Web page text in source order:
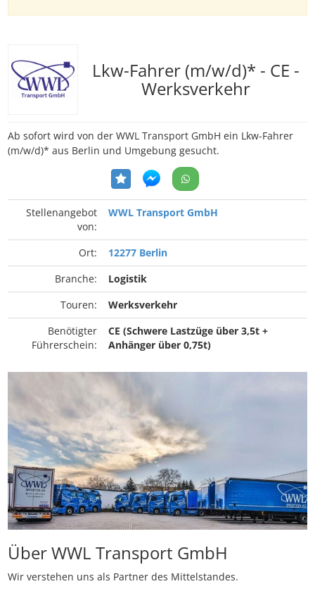
Lkw-Fahrer (m/w/d)* - CE -
Werksverkehr
Ab sofort wird von der WWL Transport GmbH ein Lkw-Fahrer
(m/w/d)* aus Berlin und Umgebung gesucht.
Stellenangebot
von:
WWL Transport GmbH
Ort:
12277 Berlin
Branche:
Logistik
Touren:
Werksverkehr
Benötigter
Führerschein:
CE (Schwere Lastzüge über 3,5t +
Anhänger über 0,75t)
Über WWL Transport GmbH
Wir verstehen uns als Partner des Mittelstandes.